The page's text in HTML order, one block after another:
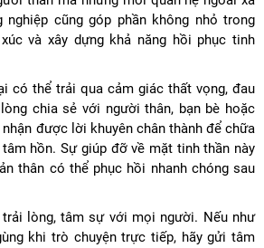
nghiệp cũng góp phần không nhỏ trong
và xây dựng khả năng hồi phục tinh
có thể trải qua cảm giác thất vọng, đau
chia sẻ với người thân, bạn bè hoặc
được lời khuyên chân thành để chữa
hồn. Sự giúp đỡ về mặt tinh thần này
thân có thể phục hồi nhanh chóng sau
lòng, tâm sự với mọi người. Nếu như
khi trò chuyện trực tiếp, hãy gửi tâm